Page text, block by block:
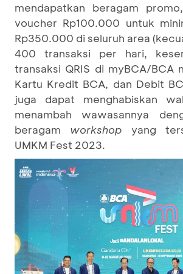
mendapatkan beragam
voucher Rp100.000 untuk
Rp350.000 di seluruh area
400 transaksi per hari,
transaksi QRIS di myBCA/BCA
Kartu Kredit BCA, dan Debit
juga dapat menghabiskan
menambah wawasannya
beragam workshop yang
UMKM Fest 2023.